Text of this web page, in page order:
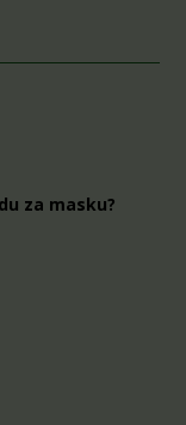
za masku?